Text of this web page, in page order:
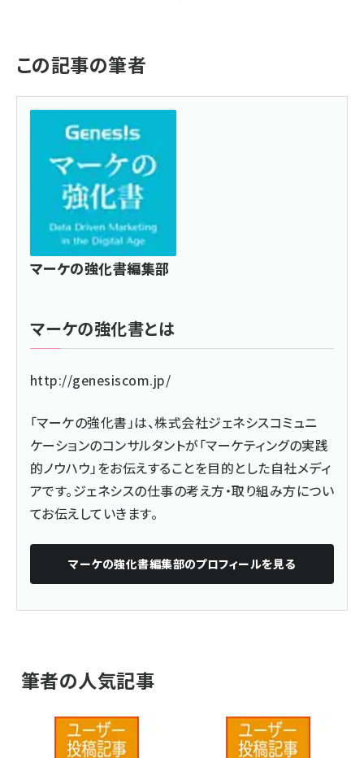
この記事の筆者
マーケの強化書編集部
マーケの強化書とは
http://genesiscom.jp/
「マーケの強化書 」は、株式会社ジェネシスコミュニ
ケーションのコンサルタントが「マーケティングの実践
的ノウハウ」をお伝えすることを目的とした自社メディ
アです。ジェネシスの仕事の考え方・取り組み方につい
てお伝えしていきます。
マーケの強化書編集部のプロフィールを見る
筆者の人気記事